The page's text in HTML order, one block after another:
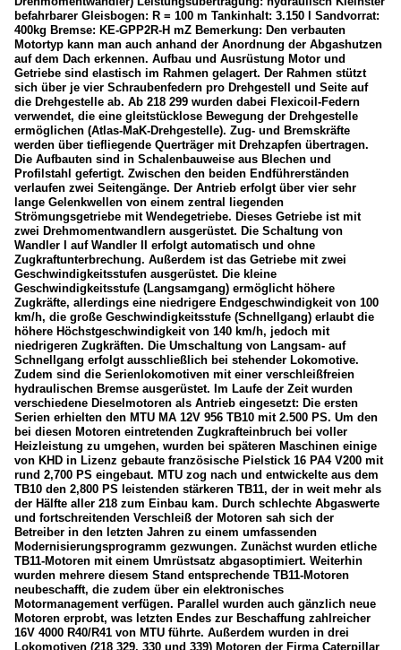
befahrbarer Gleisbogen: R = 100 m Tankinhalt: 3.150 l Sandvorrat:
400kg Bremse: KE-GPP2R-H mZ Bemerkung: Den verbauten
Motortyp kann man auch anhand der Anordnung der Abgashutzen
auf dem Dach erkennen. Aufbau und Ausrüstung Motor und
Getriebe sind elastisch im Rahmen gelagert. Der Rahmen stützt
sich über je vier Schraubenfedern pro Drehgestell und Seite auf
die Drehgestelle ab. Ab 218 299 wurden dabei Flexicoil-Federn
verwendet, die eine gleitstücklose Bewegung der Drehgestelle
ermöglichen (Atlas-MaK-Drehgestelle). Zug- und Bremskräfte
werden über tiefliegende Querträger mit Drehzapfen übertragen.
Die Aufbauten sind in Schalenbauweise aus Blechen und
Profilstahl gefertigt. Zwischen den beiden Endführerständen
verlaufen zwei Seitengänge. Der Antrieb erfolgt über vier sehr
lange Gelenkwellen von einem zentral liegenden
Strömungsgetriebe mit Wendegetriebe. Dieses Getriebe ist mit
zwei Drehmomentwandlern ausgerüstet. Die Schaltung von
Wandler I auf Wandler II erfolgt automatisch und ohne
Zugkraftunterbrechung. Außerdem ist das Getriebe mit zwei
Geschwindigkeitsstufen ausgerüstet. Die kleine
Geschwindigkeitsstufe (Langsamgang) ermöglicht höhere
Zugkräfte, allerdings eine niedrigere Endgeschwindigkeit von 100
km/h, die große Geschwindigkeitsstufe (Schnellgang) erlaubt die
höhere Höchstgeschwindigkeit von 140 km/h, jedoch mit
niedrigeren Zugkräften. Die Umschaltung von Langsam- auf
Schnellgang erfolgt ausschließlich bei stehender Lokomotive.
Zudem sind die Serienlokomotiven mit einer verschleißfreien
hydraulischen Bremse ausgerüstet. Im Laufe der Zeit wurden
verschiedene Dieselmotoren als Antrieb eingesetzt: Die ersten
Serien erhielten den MTU MA 12V 956 TB10 mit 2.500 PS. Um den
bei diesen Motoren eintretenden Zugkrafteinbruch bei voller
Heizleistung zu umgehen, wurden bei späteren Maschinen einige
von KHD in Lizenz gebaute französische Pielstick 16 PA4 V200 mit
rund 2,700 PS eingebaut. MTU zog nach und entwickelte aus dem
TB10 den 2,800 PS leistenden stärkeren TB11, der in weit mehr als
der Hälfte aller 218 zum Einbau kam. Durch schlechte Abgaswerte
und fortschreitenden Verschleiß der Motoren sah sich der
Betreiber in den letzten Jahren zu einem umfassenden
Modernisierungsprogramm gezwungen. Zunächst wurden etliche
TB11-Motoren mit einem Umrüstsatz abgasoptimiert. Weiterhin
wurden mehrere diesem Stand entsprechende TB11-Motoren
neubeschafft, die zudem über ein elektronisches
Motormanagement verfügen. Parallel wurden auch gänzlich neue
Motoren erprobt, was letzten Endes zur Beschaffung zahlreicher
16V 4000 R40/R41 von MTU führte. Außerdem wurden in drei
Lokomotiven (218 329, 330 und 339) Motoren der Firma Caterpillar